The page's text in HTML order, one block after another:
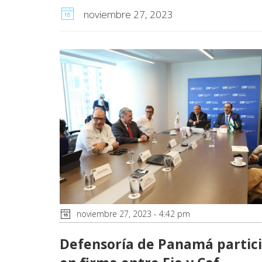
noviembre 27, 2023
noviembre 27, 2023 - 4:42 pm
Defensoría de Panamá